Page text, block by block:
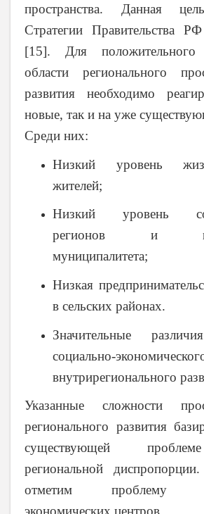
пространства. Данная
Стратегии Правительства
[15]. Для положительного
области регионального
развития необходимо
новые, так и на уже
Среди них:
Низкий уровень
жителей;
Низкий уровень
регионов и
муниципалитета;
Низкая
в сельских районах.
Значительные
социально-
внутрирегионального
Указанные сложности
регионального развития
существующей
региональной
отметим проблему